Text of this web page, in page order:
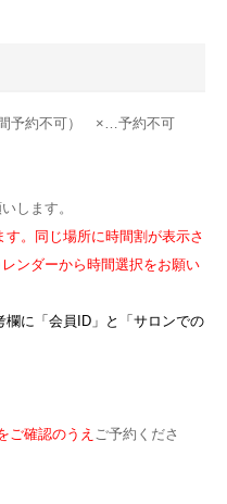
予約不可） ×…予約不可
します。
。同じ場所に時間割が表示さ
ンダーから時間選択をお願い
に「会員ID」と「サロンでの
ご確認のうえ ご予約くださ